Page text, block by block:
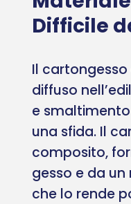
Difficile
Il
diffuso
e
una sfida. Il
composito,
gesso e da
che lo rende